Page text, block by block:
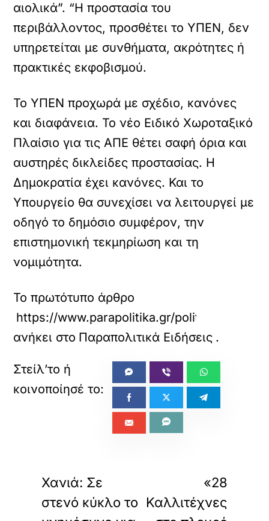
αιολικά”. “Η προστασία του
περιβάλλοντος, προσθέτει το ΥΠΕΝ, δεν
υπηρετείται με συνθήματα, ακρότητες ή
πρακτικές εκφοβισμού.
Το ΥΠΕΝ προχωρά με σχέδιο, κανόνες
και διαφάνεια. Το νέο Ειδικό Χωροταξικό
Πλαίσιο για τις ΑΠΕ θέτει σαφή όρια και
αυστηρές δικλείδες προστασίας. Η
Δημοκρατία έχει κανόνες. Και το
Υπουργείο θα συνεχίσει να λειτουργεί με
οδηγό το δημόσιο συμφέρον, την
επιστημονική τεκμηρίωση και τη
νομιμότητα.
Το πρωτότυπο άρθρο
https://www.parapolitika.gr/politiki/article/
ανήκει στο Παραπολιτικά Ειδήσεις .
Χανιά: Σε
στενό κύκλο το
«28
Καλλιτέχνες